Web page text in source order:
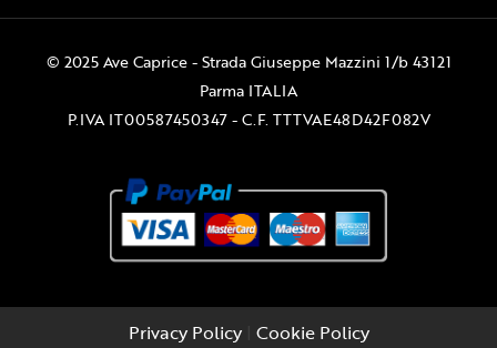
© 2025 Ave Caprice - Strada Giuseppe Mazzini 1/b 43121
Parma ITALIA
P.IVA IT00587450347 - C.F. TTTVAE48D42F082V
Privacy Policy| Cookie Policy